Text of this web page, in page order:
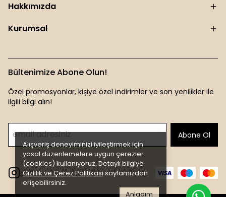
Alışveriş deneyiminizi iyileştirmek için
yasal düzenlemelere uygun çerezler
(cookies) kullanıyoruz. Detaylı bilgiye
Gizlilik ve Çerez Politikası sayfamızdan
erişebilirsiniz.
Anladım
Hakkımızda
Kurumsal
Bültenimize Abone Olun!
Özel promosyonlar, kişiye özel indirimler ve son yenilikler ile
ilgili bilgi alın!
Abone Ol